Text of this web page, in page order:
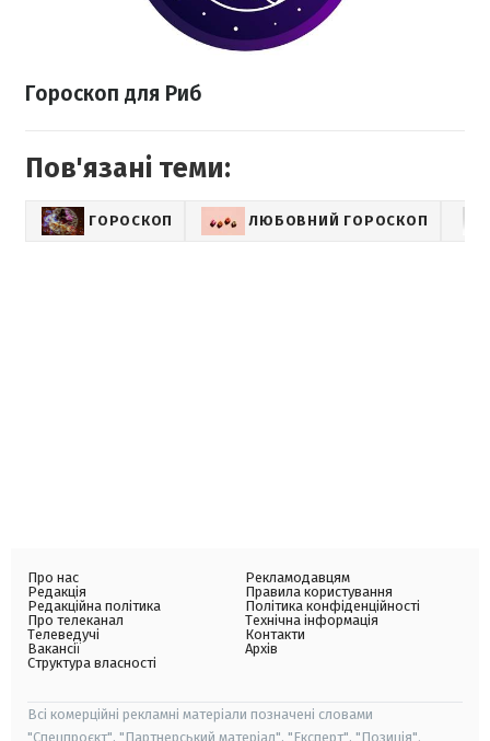
Гороскоп для Риб
Пов'язані теми:
ГОРОСКОП ЛЮБОВНИЙ ГОРОСКОП
Про нас
Редакція
Редакційна політика
Про телеканал
Телеведучі
Вакансії
Структура власності
Рекламодавцям
Правила користування
Політика конфіденційності
Технічна інформація
Контакти
Архів
Всі комерційні рекламні матеріали позначені словами
"Спецпроєкт", "Партнерський матеріал", "Експерт", "Позиція".